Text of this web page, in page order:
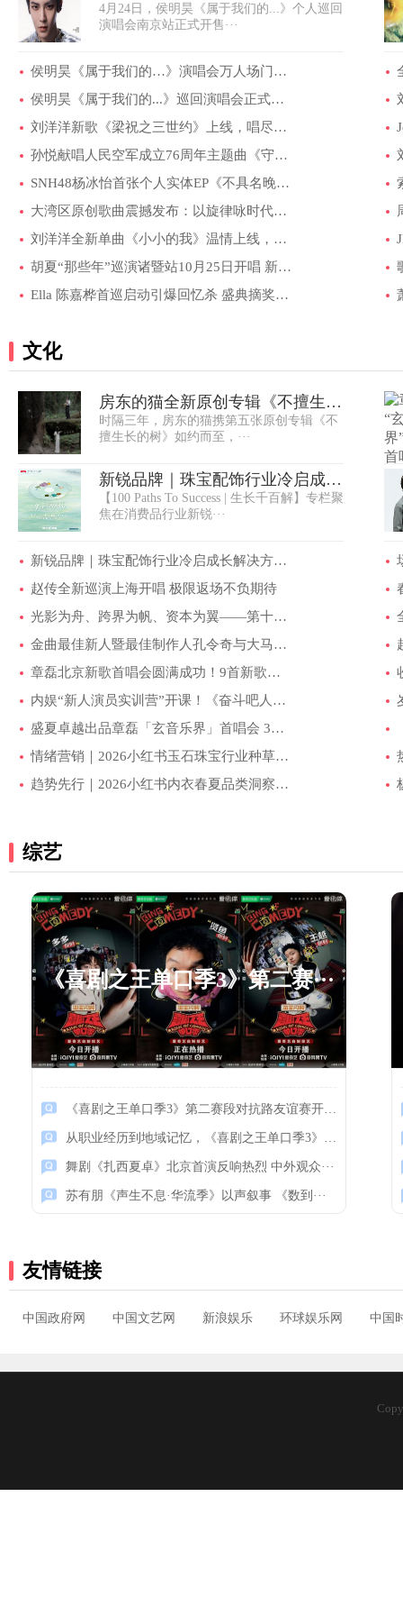
人场门票售···
4月24日，侯明昊《属于我们的...》个人巡回
演唱会南京站正式开售···
侯明昊《属于我们的…》演唱会万人场门票售···
侯明昊《属于我们的...》巡回演唱会正式官宣···
刘洋洋新歌《梁祝之三世约》上线，唱尽轮回···
孙悦献唱人民空军成立76周年主题曲《守望》···
SNH48杨冰怡首张个人实体EP《不具名晚风》正···
大湾区原创歌曲震撼发布：以旋律咏时代，用···
刘洋洋全新单曲《小小的我》温情上线，诠释···
胡夏“那些年”巡演诸暨站10月25日开唱 新的···
Ella 陈嘉桦首巡启动引爆回忆杀 盛典摘奖见···
文化
房东的猫全新原创专辑《不擅生长
的树》 6 月···
时隔三年，房东的猫携第五张原创专辑《不
擅生长的树》如约而至，···
新锐品牌｜珠宝配饰行业冷启成长
解决方案发···
【100 Paths To Success | 生长千百解】专栏聚
焦在消费品行业新锐···
新锐品牌｜珠宝配饰行业冷启成长解决方案发···
赵传全新巡演上海开唱 极限返场不负期待
光影为舟、跨界为帆、资本为翼——第十六届···
金曲最佳新人暨最佳制作人孔令奇与大马名媛···
章磊北京新歌首唱会圆满成功！9首新歌颠覆风···
内娱“新人演员实训营”开课！《奋斗吧人生···
盛夏卓越出品章磊「玄音乐界」首唱会 3月25···
情绪营销｜2026小红书玉石珠宝行业种草策略···
​趋势先行｜2026小红书内衣春夏品类洞察发···
综艺
《喜剧之王单口季3》第二赛···
从职业经历到地域记忆，《···
《喜剧之王单口季3》第二赛段对抗路友谊赛开···
从职业经历到地域记忆，《喜剧之王单口季3》···
舞剧《扎西夏卓》北京首演反响热烈 中外观众···
苏有朋《声生不息·华流季》以声叙事 《数到···
友情链接
中国政府网 中国文艺网 新浪娱乐 环球娱乐网 中国